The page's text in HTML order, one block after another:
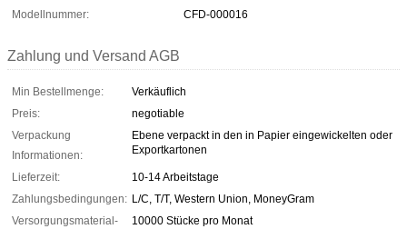
Modellnummer:
CFD-000016
Zahlung und Versand AGB
Min Bestellmenge:
Verkäuflich
Preis:
negotiable
Verpackung
Informationen:
Ebene verpackt in den in Papier eingewickelten oder
Exportkartonen
Lieferzeit:
10-14 Arbeitstage
Zahlungsbedingungen: L/C, T/T, Western Union, MoneyGram
Versorgungsmaterial-
10000 Stücke pro Monat